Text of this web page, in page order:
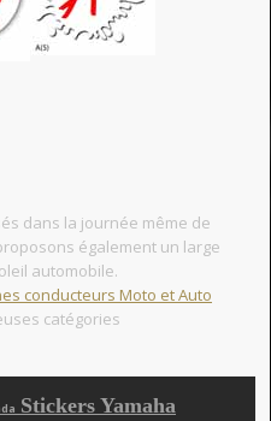
dans la journée même de
également un large
automobile.
conducteurs Moto et Auto
catégories
Stickers Yamaha